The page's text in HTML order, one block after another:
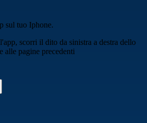
sul tuo Iphone.
scorri il dito da sinistra a destra dello
alle pagine precedenti